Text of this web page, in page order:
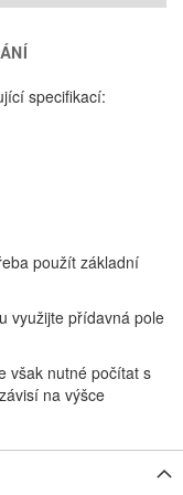
specifikací:
použít základní
využijte přídavná pole
však nutné počítat s
na výšce